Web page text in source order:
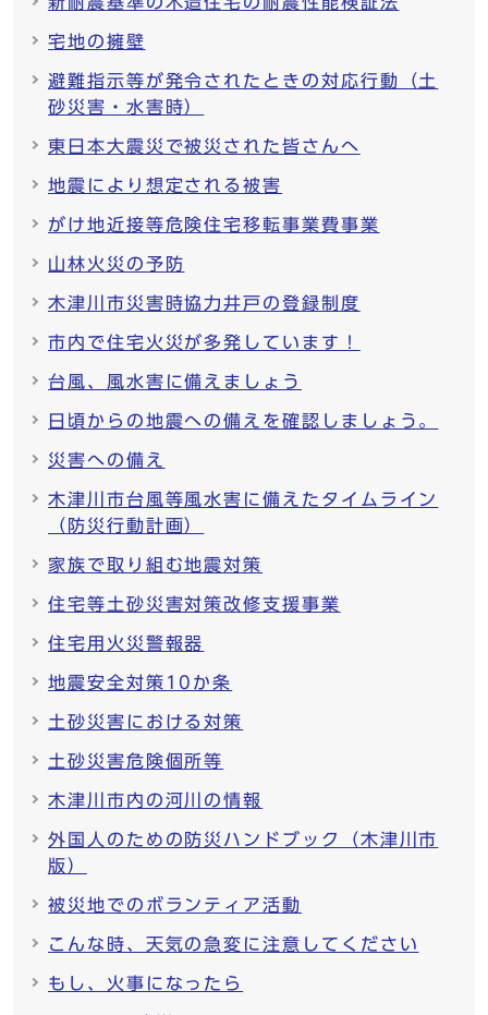
宅地の擁壁
避難指示等が発令されたときの対応行動（土
砂災害・水害時）
東日本大震災で被災された皆さんへ
地震により想定される被害
がけ地近接等危険住宅移転事業費事業
山林火災の予防
木津川市災害時協力井戸の登録制度
市内で住宅火災が多発しています！
台風、風水害に備えましょう
日頃からの地震への備えを確認しましょう。
災害への備え
木津川市台風等風水害に備えたタイムライン
（防災行動計画）
家族で取り組む地震対策
住宅等土砂災害対策改修支援事業
住宅用火災警報器
地震安全対策10か条
土砂災害における対策
土砂災害危険個所等
木津川市内の河川の情報
外国人のための防災ハンドブック（木津川市
版）
被災地でのボランティア活動
こんな時、天気の急変に注意してください
もし、火事になったら